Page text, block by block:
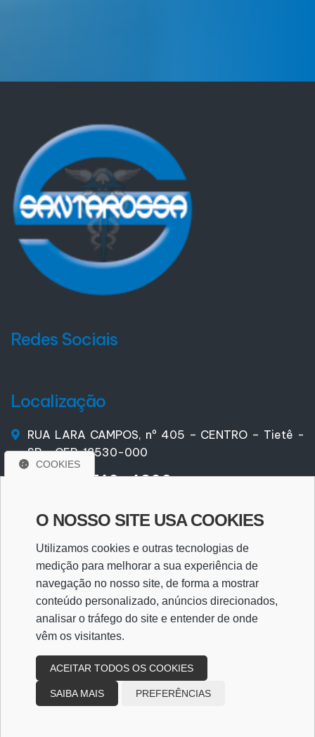
Redes Sociais
Localização
RUA LARA CAMPOS, nº 405 – CENTRO – Tietê -
SP – CEP. 18530-000
(15) 9 9740-4309
(15) 9 9740-4309
santarossa@santarossa.com.br
WhatsApp
WHATSAPP
Copyright 2026
COOKIES
O NOSSO SITE USA COOKIES
Utilizamos cookies e outras tecnologias de
medição para melhorar a sua experiência de
navegação no nosso site, de forma a mostrar
conteúdo personalizado, anúncios direcionados,
analisar o tráfego do site e entender de onde
vêm os visitantes.
ACEITAR TODOS OS COOKIES
SAIBA MAIS PREFERÊNCIAS